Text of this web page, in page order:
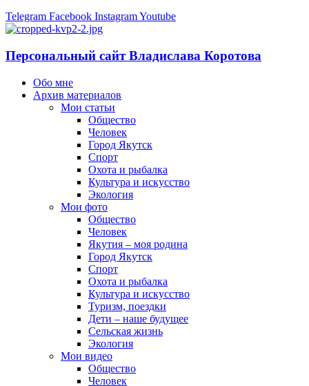
Telegram Facebook InstagramYoutube
Персональный сайт Владислава Коротова
Обо мне
Архив материалов
Мои статьи
Общество
Человек
Город Якутск
Спорт
Охота и рыбалка
Культура и искусство
Экология
Мои фото
Общество
Человек
Якутия – моя родина
Город Якутск
Спорт
Охота и рыбалка
Культура и искусство
Туризм, поездки
Дети – наше будущее
Сельская жизнь
Экология
Мои видео
Общество
Человек